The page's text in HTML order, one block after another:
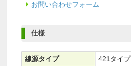
お問い合わせフォーム
仕様
線源タイプ
421タイプ